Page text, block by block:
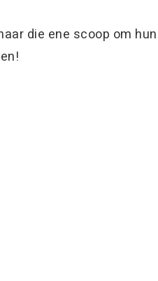
die ene scoop om